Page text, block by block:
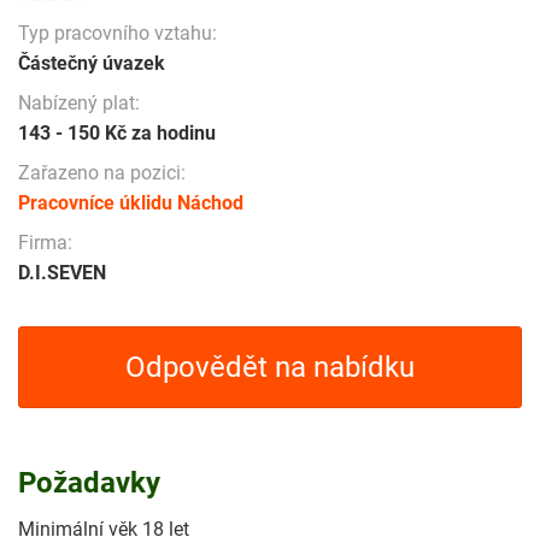
Typ pracovního vztahu:
Částečný úvazek
Nabízený plat:
143 - 150 Kč za hodinu
Zařazeno na pozici:
Pracovníce úklidu Náchod
Firma:
D.I.SEVEN
Odpovědět na nabídku
Požadavky
Minimální věk 18 let